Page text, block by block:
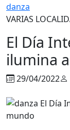
danza
VARIAS
El Día
ilumina
29/04/2022